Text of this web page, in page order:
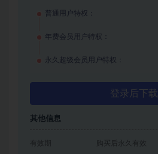
普通用户特权：
年费会员用户特权：
永久超级会员用户特权：
登录后下载
其他信息
有效期 购买后永久有效